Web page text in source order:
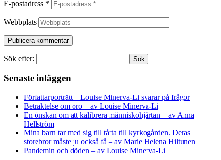
E-postadress *
Webbplats
Sök efter:
Senaste inläggen
Författarporträtt – Louise Minerva-Li svarar på frågor
Betraktelse om oro – av Louise Minerva-Li
En önskan om att kalibrera människohjärtan – av Anna
Hellström
Mina barn tar med sig till tårta till kyrkogården. Deras
storebror måste ju också få – av Marie Helena Hiltunen
Pandemin och döden – av Louise Minerva-Li